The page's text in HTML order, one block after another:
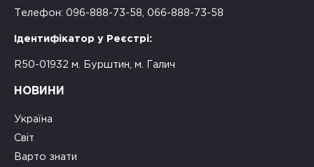
Телефон: 096-888-73-58, 066-888-73-58
Ідентифікатор у Реєстрі:
R50-01932 м. Бурштин, м. Галич
НОВИНИ
Україна
Світ
Варто знати